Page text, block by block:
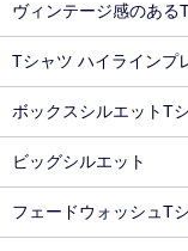
ヴィンテージ感のあ
Tシャツ ハイラインプ
ボックスシルエットT
ビッグシルエット
フェードウォッシュT